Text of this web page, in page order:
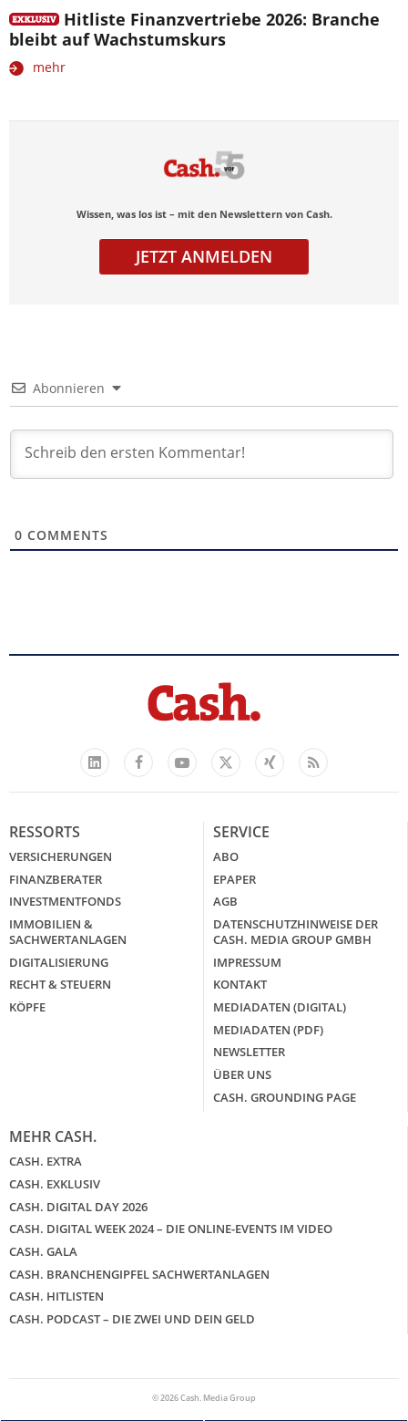
Hitliste Finanzvertriebe 2026: Branche
bleibt auf Wachstumskurs
mehr
Wissen, was los ist – mit den Newslettern von Cash.
JETZT ANMELDEN
Abonnieren
0 COMMENTS
LinkedIn
FacebookYouTube
X
Xing Feed
RESSORTS
VERSICHERUNGEN
FINANZBERATER
INVESTMENTFONDS
IMMOBILIEN &
SACHWERTANLAGEN
DIGITALISIERUNG
RECHT & STEUERN
KÖPFE
SERVICE
ABO
EPAPER
AGB
DATENSCHUTZHINWEISE DER
CASH. MEDIA GROUP GMBH
IMPRESSUM
KONTAKT
MEDIADATEN (DIGITAL)
MEDIADATEN (PDF)
NEWSLETTER
ÜBER UNS
CASH. GROUNDING PAGE
MEHR CASH.
CASH. EXTRA
CASH. EXKLUSIV
CASH. DIGITAL DAY 2026
CASH. DIGITAL WEEK 2024 – DIE ONLINE-EVENTS IM VIDEO
CASH. GALA
CASH. BRANCHENGIPFEL SACHWERTANLAGEN
CASH. HITLISTEN
CASH. PODCAST – DIE ZWEI UND DEIN GELD
© 2026 Cash. Media Group